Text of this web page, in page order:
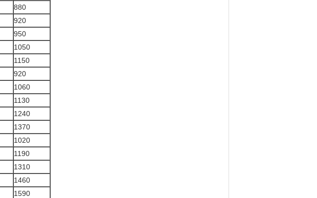
880
920
950
1050
1150
920
1060
1130
1240
1370
1020
1190
1310
1460
1590